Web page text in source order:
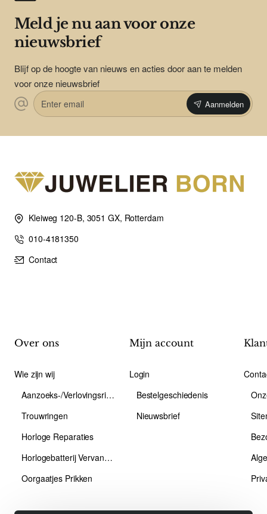
Meld je nu aan voor onze
nieuwsbrief
Blijf op de hoogte van nieuws en acties door aan te melden
voor onze nieuwsbrief
Enter
email
Aanmelden
Kleiweg 120-B, 3051 GX, Rotterdam
010-4181350
Contact
Over ons
Wie zijn wij
Aanzoeks-/Verlovingsring
Trouwringen
Horloge Reparaties
Horlogebatterij Vervangen
Oorgaatjes Prikken
Mijn account
Login
Bestelgeschiedenis
Nieuwsbrief